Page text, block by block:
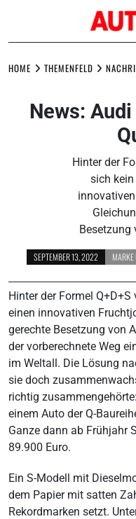
toHOME THEMENFELD
News:
Hinter der
sich
SEPTEMBER 13, 2022 MARKE
Hinter der Formel
einen innovativen
gerechte Besetzung von
der vorberechnete Weg
im Weltall. Die Lösung
sie doch
richtig
einem Auto der Q-
Ganze dann ab Frühjahr
89.900 Euro.
Ein S-Modell mit
dem Papier mit satten
Rekordmarken setzt.